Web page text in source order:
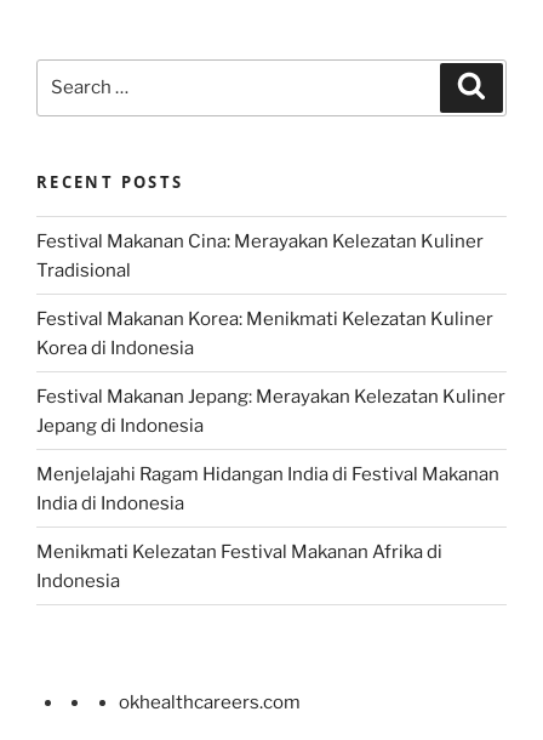
RECENT POSTS
Festival Makanan Cina: Merayakan Kelezatan Kuliner
Tradisional
Festival Makanan Korea: Menikmati Kelezatan Kuliner
Korea di Indonesia
Festival Makanan Jepang: Merayakan Kelezatan Kuliner
Jepang di Indonesia
Menjelajahi Ragam Hidangan India di Festival Makanan
India di Indonesia
Menikmati Kelezatan Festival Makanan Afrika di
Indonesia
okhealthcareers.com